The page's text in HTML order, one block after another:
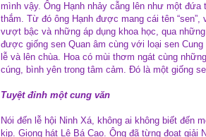
mình vậy. Ông Hạnh nhảy cẫng lên như một đứa
thắm. Từ đó ông Hạnh được mang cái tên
vượt bậc và những áp dụng khoa học, qua
được giống sen Quan âm cùng với loại sen
lễ và lên chùa. Hoa có mùi thơm ngát cùng
cúng, bình yên trong tâm cảm. Đó là một giống
Tuyệt đỉnh một cung văn
Nói đến lễ hội Ninh Xá, không ai không biết đến
kịp. Giọng hát Lê Bá Cao. Ông đã từng đoạt